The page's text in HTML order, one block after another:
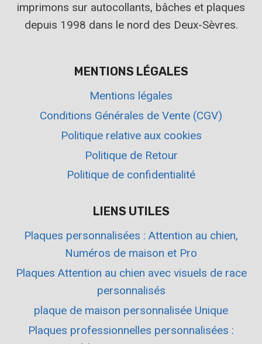
imprimons sur autocollants, bâches et plaques
depuis 1998 dans le nord des Deux-Sèvres.
MENTIONS LÉGALES
Mentions légales
Conditions Générales de Vente (CGV)
Politique relative aux cookies
Politique de Retour
Politique de confidentialité
LIENS UTILES
Plaques personnalisées : Attention au chien,
Numéros de maison et Pro
Plaques Attention au chien avec visuels de race
personnalisés
plaque de maison personnalisée Unique
Plaques professionnelles personnalisées :